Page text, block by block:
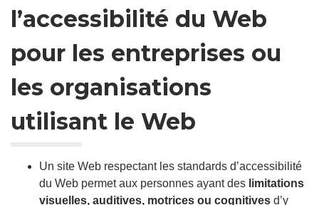
l’accessibilité du Web
pour les entreprises ou
les organisations
utilisant le Web
Un site Web respectant les standards d’accessibilité
du Web permet aux personnes ayant des limitations
visuelles, auditives, motrices ou cognitives d’y